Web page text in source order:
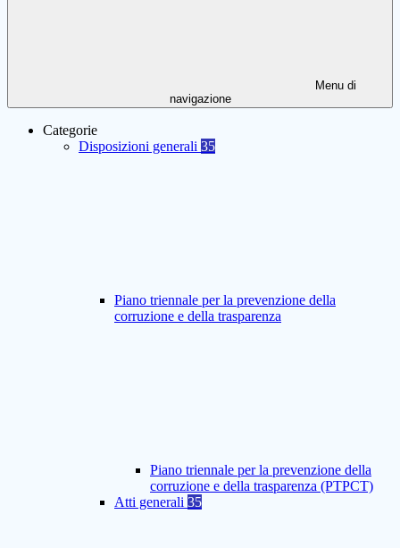
Menu di
navigazione
Categorie
Disposizioni generali 35
Piano triennale per la prevenzione della
corruzione e della trasparenza
Piano triennale per la prevenzione della
corruzione e della trasparenza (PTPCT)
Atti generali 35